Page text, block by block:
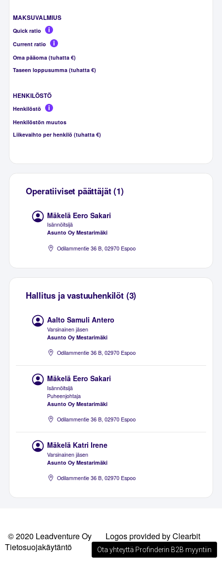
MAKSUVALMIUS
Quick ratio
Current ratio
Oma pääoma (tuhatta €)
Taseen loppusumma (tuhatta €)
HENKILÖSTÖ
Henkilöstö
Henkilöstön muutos
Liikevaihto per henkilö (tuhatta €)
Operatiiviset päättäjät (1)
Mäkelä Eero Sakari
Isännöitsijä
Asunto Oy Mestarimäki
Odilammentie 36 B, 02970 Espoo
Hallitus ja vastuuhenkilöt (3)
Aalto Samuli Antero
Varsinainen jäsen
Asunto Oy Mestarimäki
Odilammentie 36 B, 02970 Espoo
Mäkelä Eero Sakari
Isännöitsijä
Puheenjohtaja
Asunto Oy Mestarimäki
Odilammentie 36 B, 02970 Espoo
Mäkelä Katri Irene
Varsinainen jäsen
Asunto Oy Mestarimäki
Odilammentie 36 B, 02970 Espoo
© 2020 Leadventure Oy
Logos provided by Clearbit
Tietosuojakäytäntö
Ota yhteyttä Profinderin B2B myyntiin